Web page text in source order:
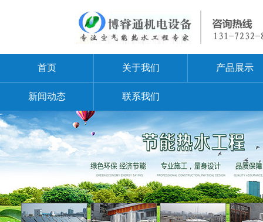
首页 关于我们 产品展示
新闻动态 联系我们